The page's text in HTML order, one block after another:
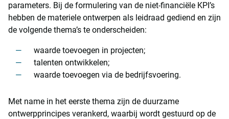
parameters. Bij de formulering van de niet-financiële KPI’s
hebben de materiele ontwerpen als leidraad gediend en zijn
de volgende thema’s te onderscheiden:
waarde toevoegen in projecten;
talenten ontwikkelen;
waarde toevoegen via de bedrijfsvoering.
Met name in het eerste thema zijn de duurzame
ontwerpprincipes verankerd, waarbij wordt gestuurd op de